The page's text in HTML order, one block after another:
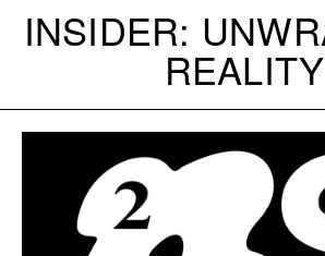
INSIDER:
REALITY